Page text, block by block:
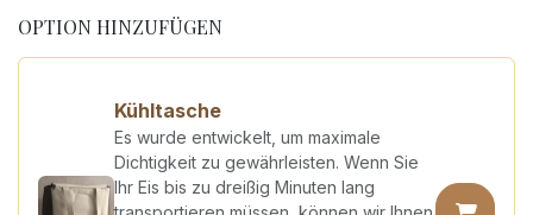
OPTION HINZUFÜGEN
Kühltasche
Es wurde entwickelt, um maximale
Dichtigkeit zu gewährleisten. Wenn Sie
Ihr Eis bis zu dreißig Minuten lang